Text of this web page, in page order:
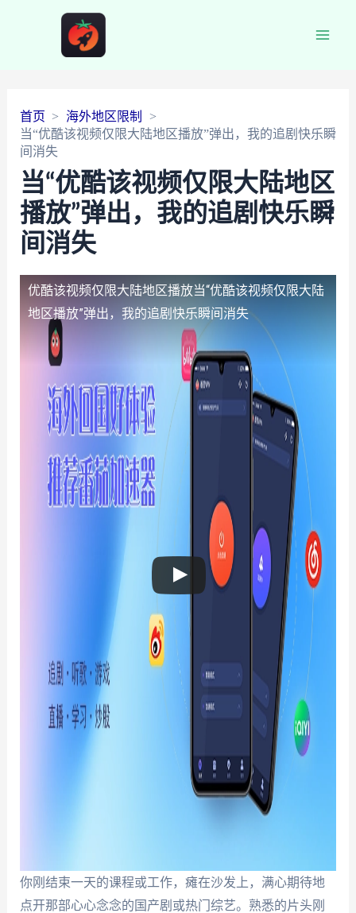
首页
海外地区限制
当“优酷该视频仅限大陆地区播放”弹出，我的追剧快乐瞬
间消失
当“优酷该视频仅限大陆地区
播放”弹出，我的追剧快乐瞬
间消失
优酷该视频仅限大陆地区播放当“优酷该视频仅限大陆
地区播放”弹出，我的追剧快乐瞬间消失
你刚结束一天的课程或工作，瘫在沙发上，满心期待地
点开那部心心念念的国产剧或热门综艺。熟悉的片头刚